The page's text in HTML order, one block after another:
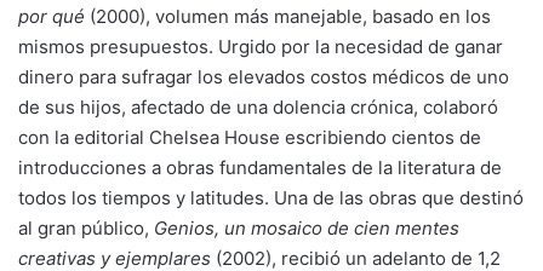
por qué (2000), volumen más manejable, basado en los
mismos presupuestos. Urgido por la necesidad de ganar
dinero para sufragar los elevados costos médicos de uno
de sus hijos, afectado de una dolencia crónica, colaboró
con la editorial Chelsea House escribiendo cientos de
introducciones a obras fundamentales de la literatura de
todos los tiempos y latitudes. Una de las obras que destinó
al gran público, Genios, un mosaico de cien mentes
creativas y ejemplares (2002), recibió un adelanto de 1,2